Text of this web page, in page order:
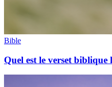
Bible
Quel est le verset